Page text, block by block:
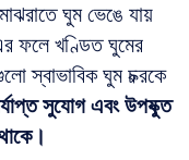
ঘুম ভেঙে যায়
ফলে খণ্ডিত ঘুমের
স্বাভাবিক ঘুম চক্রকে
সুযোগ এবং উপযুক্ত